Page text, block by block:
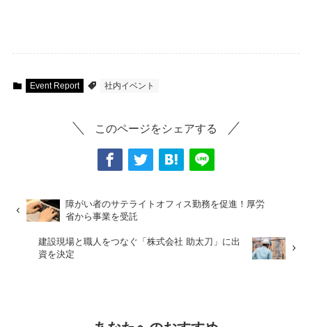
Event Report 社内イベント
このページをシェアする
障がい者のサテライトオフィス勤務を促進！厚労
省から事業を受託
建設現場と職人をつなぐ「株式会社 助太刀」に出
資を決定